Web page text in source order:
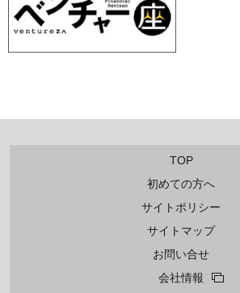
TOP
初めての方へ
サイトポリシー
サイトマップ
お問い合せ
会社情報